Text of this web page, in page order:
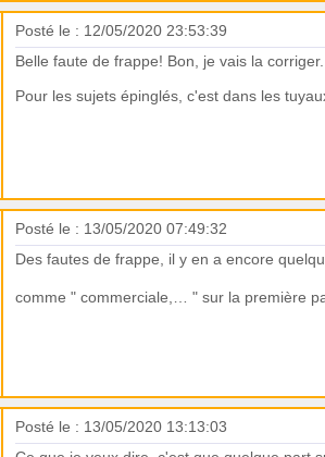
Posté le : 12/05/2020 23:53:39
Belle faute de frappe! Bon, je vais la
Pour les sujets épinglés, c'est dans les
Posté le : 13/05/2020 07:49:32
Des fautes de frappe, il y en a encore
comme " commerciale,… " sur la première
Posté le : 13/05/2020 13:13:03